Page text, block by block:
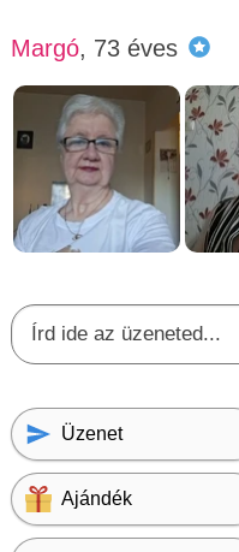
Margó, 73 éves
Üzenet
Ajándék